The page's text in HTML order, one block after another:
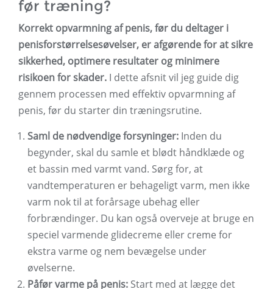
før træning?
Korrekt opvarmning af penis, før du deltager i
penisforstørrelsesøvelser, er afgørende for at sikre
sikkerhed, optimere resultater og minimere
risikoen for skader. I dette afsnit vil jeg guide dig
gennem processen med effektiv opvarmning af
penis, før du starter din træningsrutine.
Saml de nødvendige forsyninger: Inden du
begynder, skal du samle et blødt håndklæde og
et bassin med varmt vand. Sørg for, at
vandtemperaturen er behageligt varm, men ikke
varm nok til at forårsage ubehag eller
forbrændinger. Du kan også overveje at bruge en
speciel varmende glidecreme eller creme for
ekstra varme og nem bevægelse under
øvelserne.
Påfør varme på penis: Start med at lægge det